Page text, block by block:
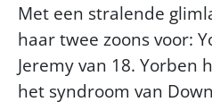
Met een stralende
haar twee zoons voor:
Jeremy van 18. Yorben
het syndroom van